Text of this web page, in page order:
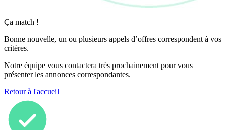
Ça match !
Bonne nouvelle, un ou plusieurs appels d’offres correspondent à vos
critères.
Notre équipe vous contactera très prochainement pour vous
présenter les annonces correspondantes.
Retour à l'accueil